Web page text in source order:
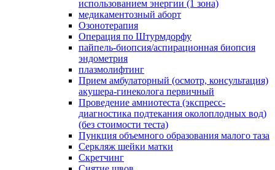
использованием энергии (1 зона)
медикаментозный аборт
Озонотерапия
Операция по Штурмдорфу
пайпель-биопсия/аспирационная биопсия
эндометрия
плазмолифтинг
Прием амбулаторный (осмотр, консультация)
акушера-гинеколога первичный
Проведение амниотеста (экспресс-
диагностика подтекания околоплодных вод)
(без стоимости теста)
Пункция объемного образования малого таза
Серкляж шейки матки
Скретчинг